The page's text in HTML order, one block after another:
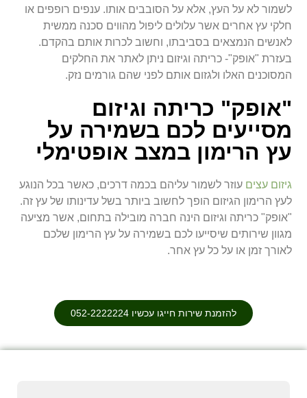
לשמור לא על העץ, אלא על הסובבים אותו. ענפים רופפים או
חלקי עץ אחרים אשר עלולים ליפול מהווים סכנה ממשית
לאנשים הנמצאים בסביבתו, וחשוב לכרות אותם בהקדם.
בעזרת "אופק"- כריתה וגיזום ניתן לאתר את החלקים
המסוכנים האלו ולגזום אותם לפני שהם גורמים נזק.
"אופק" כריתה וגיזום
מסייעים לכם בשמירה על
עץ הרימון במצב אופטימלי
גיזום עצים עוזר לשמור עליהם בכמה דרכים, כאשר בכל הנוגע
לעץ הרימון הגיזום הופך לחשוב ביותר בשל עדינותו של עץ זה.
"אופק" כריתה וגיזום הינה חברה מובילה בתחום, אשר מציעה
מגוון שירותים שיסייעו לכם בשמירה על עץ הרימון שלכם
לאורך זמן או על כל עץ אחר.
להזמנת שירות חייגו עכשיו 052-2222224⁩